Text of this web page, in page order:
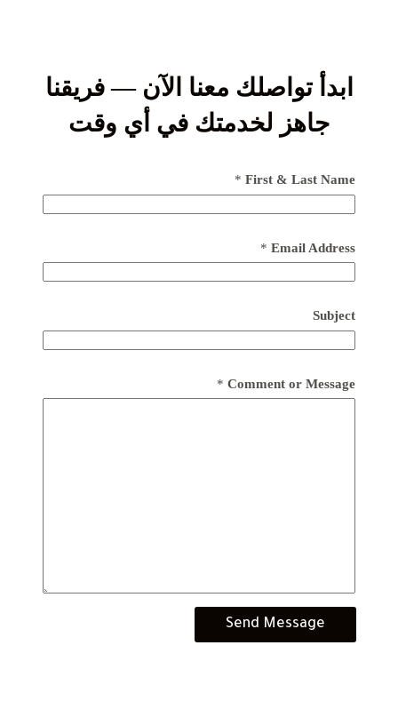
ابدأ تواصلك معنا الآن — فريقنا
جاهز لخدمتك في أي وقت
First & Last Name
*
Email Address
*
Subject
Comment or Message
*
Send Message